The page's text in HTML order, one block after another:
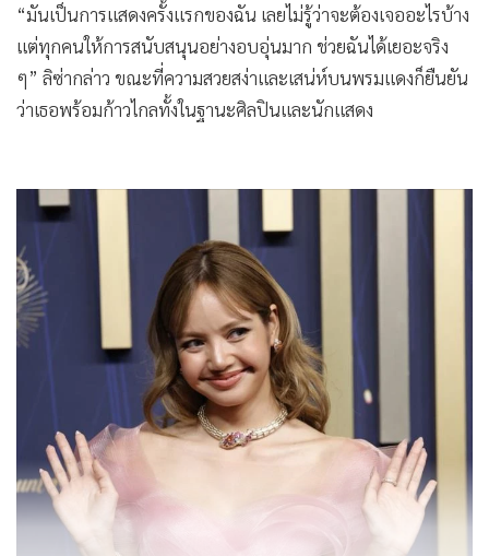
“มันเป็นการแสดงครั้งแรกของฉัน เลยไม่รู้ว่าจะต้องเจออะไรบ้าง
แต่ทุกคนให้การสนับสนุนอย่างอบอุ่นมาก ช่วยฉันได้เยอะจริง
ๆ” ลิซ่ากล่าว ขณะที่ความสวยสง่าและเสน่ห์บนพรมแดงก็ยืนยัน
ว่าเธอพร้อมก้าวไกลทั้งในฐานะศิลปินและนักแสดง